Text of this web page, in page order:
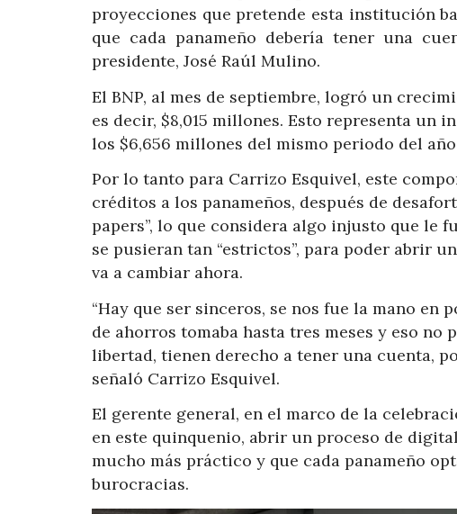
proyecciones que pretende esta institución
que cada panameño debería tener una
presidente, José Raúl Mulino.
El BNP, al mes de septiembre, logró un
es decir, $8,015 millones. Esto representa un
los $6,656 millones del mismo periodo del año
Por lo tanto para Carrizo Esquivel, este
créditos a los panameños, después de
papers”, lo que considera algo injusto que le
se pusieran tan “estrictos”, para poder abrir
va a cambiar ahora.
“Hay que ser sinceros, se nos fue la mano
de ahorros tomaba hasta tres meses y eso no
libertad, tienen derecho a tener una cuenta,
señaló Carrizo Esquivel.
El gerente general, en el marco de la
en este quinquenio, abrir un proceso de
mucho más práctico y que cada panameño
burocracias.